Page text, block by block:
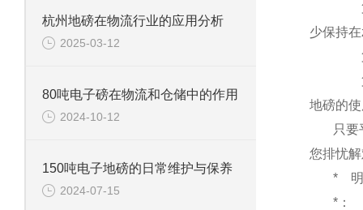
杭州地磅在物流行业的应用分析
2025-03-12
80吨电子磅在物流和仓储中的作用
2024-10-12
150吨电子地磅的日常维护与保养
2024-07-15
少保持
地磅的
只
您排忧
*
*：